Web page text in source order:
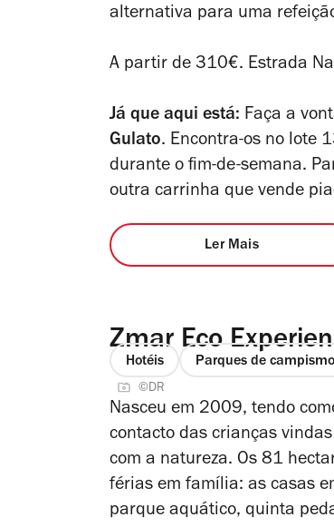
alternativa para uma
A partir de 310€. Estrada
Já que aqui está: Faça a
Gulato. Encontra-os no lote
durante o fim-de-semana.
outra carrinha que vende
Ler Mais
Zmar Eco
Hotéis Parques de campismo
©DR
Nasceu em 2009, tendo
contacto das crianças
com a natureza. Os 81
férias em família: as casas
parque aquático, quinta